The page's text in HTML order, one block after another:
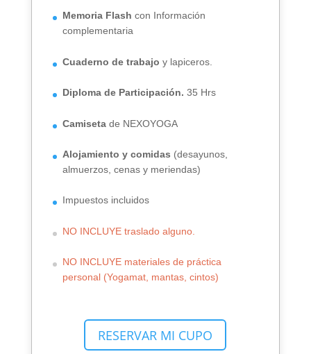
Memoria Flash con Información
complementaria
Cuaderno de trabajo y lapiceros.
Diploma de Participación. 35 Hrs
Camisetade NEXOYOGA
Alojamiento y comidas (desayunos,
almuerzos, cenas y meriendas)
Impuestos incluidos
NO INCLUYE traslado alguno.
NO INCLUYE materiales de práctica
personal (Yogamat, mantas, cintos)
RESERVAR MI CUPO